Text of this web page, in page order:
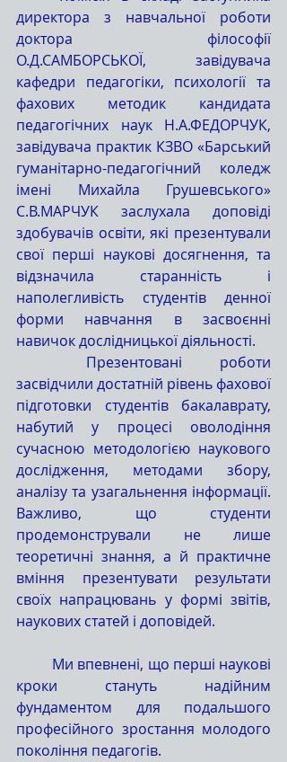
директора з навчальної роботи
доктора філософії
О.Д.САМБОРСЬКОЇ, завідувача
кафедри педагогіки, психології та
фахових методик кандидата
педагогічних наук Н.А.ФЕДОРЧУК,
завідувача практик КЗВО «Барський
гуманітарно-педагогічний коледж
імені Михайла Грушевського»
С.В.МАРЧУК заслухала доповіді
здобувачів освіти, які презентували
свої перші наукові досягнення, та
відзначила старанність і
наполегливість студентів денної
форми навчання в засвоєнні
навичок дослідницької діяльності.
засвідчили достатній рівень фахової
підготовки студентів бакалаврату,
набутий у процесі оволодіння
сучасною методологією наукового
дослідження, методами збору,
аналізу та узагальнення інформації.
Важливо, що студенти
продемонстрували не лише
теоретичні знання, а й практичне
вміння презентувати результати
своїх напрацювань у формі звітів,
наукових статей і доповідей.
кроки стануть надійним
фундаментом для подальшого
професійного зростання молодого
покоління педагогів.